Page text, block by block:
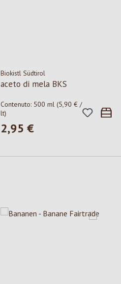
Biokistl Südtirol
aceto di mela BKS
Contenuto: 500 ml(5,90 € /
lt)
Prezzo normale:
2,95 €